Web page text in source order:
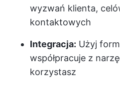
wyzwań klienta,
kontaktowych
Integracja: Użyj
współpracuje z
korzystasz